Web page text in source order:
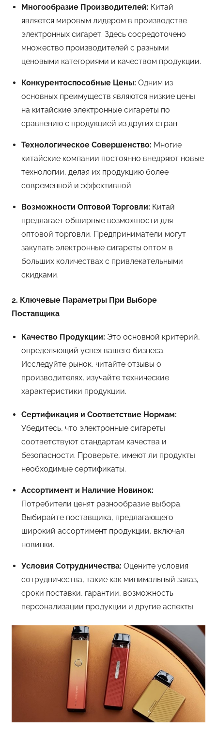
Многообразие Производителей: Китай
является мировым лидером в производстве
электронных сигарет. Здесь сосредоточено
множество производителей с разными
ценовыми категориями и качеством продукции.
Конкурентоспособные Цены: Одним из
основных преимуществ являются низкие цены
на китайские электронные сигареты по
сравнению с продукцией из других стран.
Технологическое Совершенство: Многие
китайские компании постоянно внедряют новые
технологии, делая их продукцию более
современной и эффективной.
Возможности Оптовой Торговли: Китай
предлагает обширные возможности для
оптовой торговли. Предприниматели могут
закупать электронные сигареты оптом в
больших количествах с привлекательными
скидками.
2. Ключевые Параметры При Выборе
Поставщика
Качество Продукции: Это основной критерий,
определяющий успех вашего бизнеса.
Исследуйте рынок, читайте отзывы о
производителях, изучайте технические
характеристики продукции.
Сертификация и Соответствие Нормам:
Убедитесь, что электронные сигареты
соответствуют стандартам качества и
безопасности. Проверьте, имеют ли продукты
необходимые сертификаты.
Ассортимент и Наличие Новинок:
Потребители ценят разнообразие выбора.
Выбирайте поставщика, предлагающего
широкий ассортимент продукции, включая
новинки.
Условия Сотрудничества: Оцените условия
сотрудничества, такие как минимальный заказ,
сроки поставки, гарантии, возможность
персонализации продукции и другие аспекты.